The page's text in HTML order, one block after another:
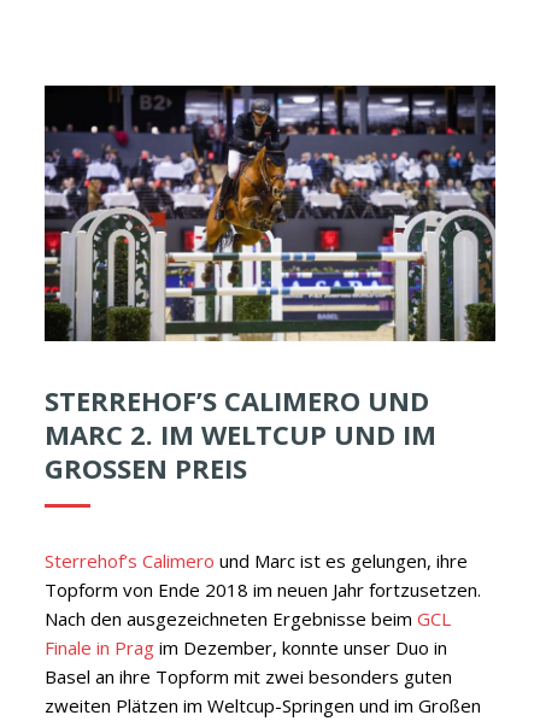
STERREHOF’S CALIMERO UND
MARC 2. IM WELTCUP UND IM
GROSSEN PREIS
Sterrehof’s Calimero und Marc ist es gelungen, ihre
Topform von Ende 2018 im neuen Jahr fortzusetzen.
Nach den ausgezeichneten Ergebnisse beimGCL
Finale in Prag im Dezember,konnte unser Duo in
Basel an ihre Topform mit zwei besonders guten
zweiten Plätzen im Weltcup-Springen und im Großen